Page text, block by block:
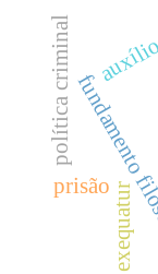
política criminal
exequatur
prisão